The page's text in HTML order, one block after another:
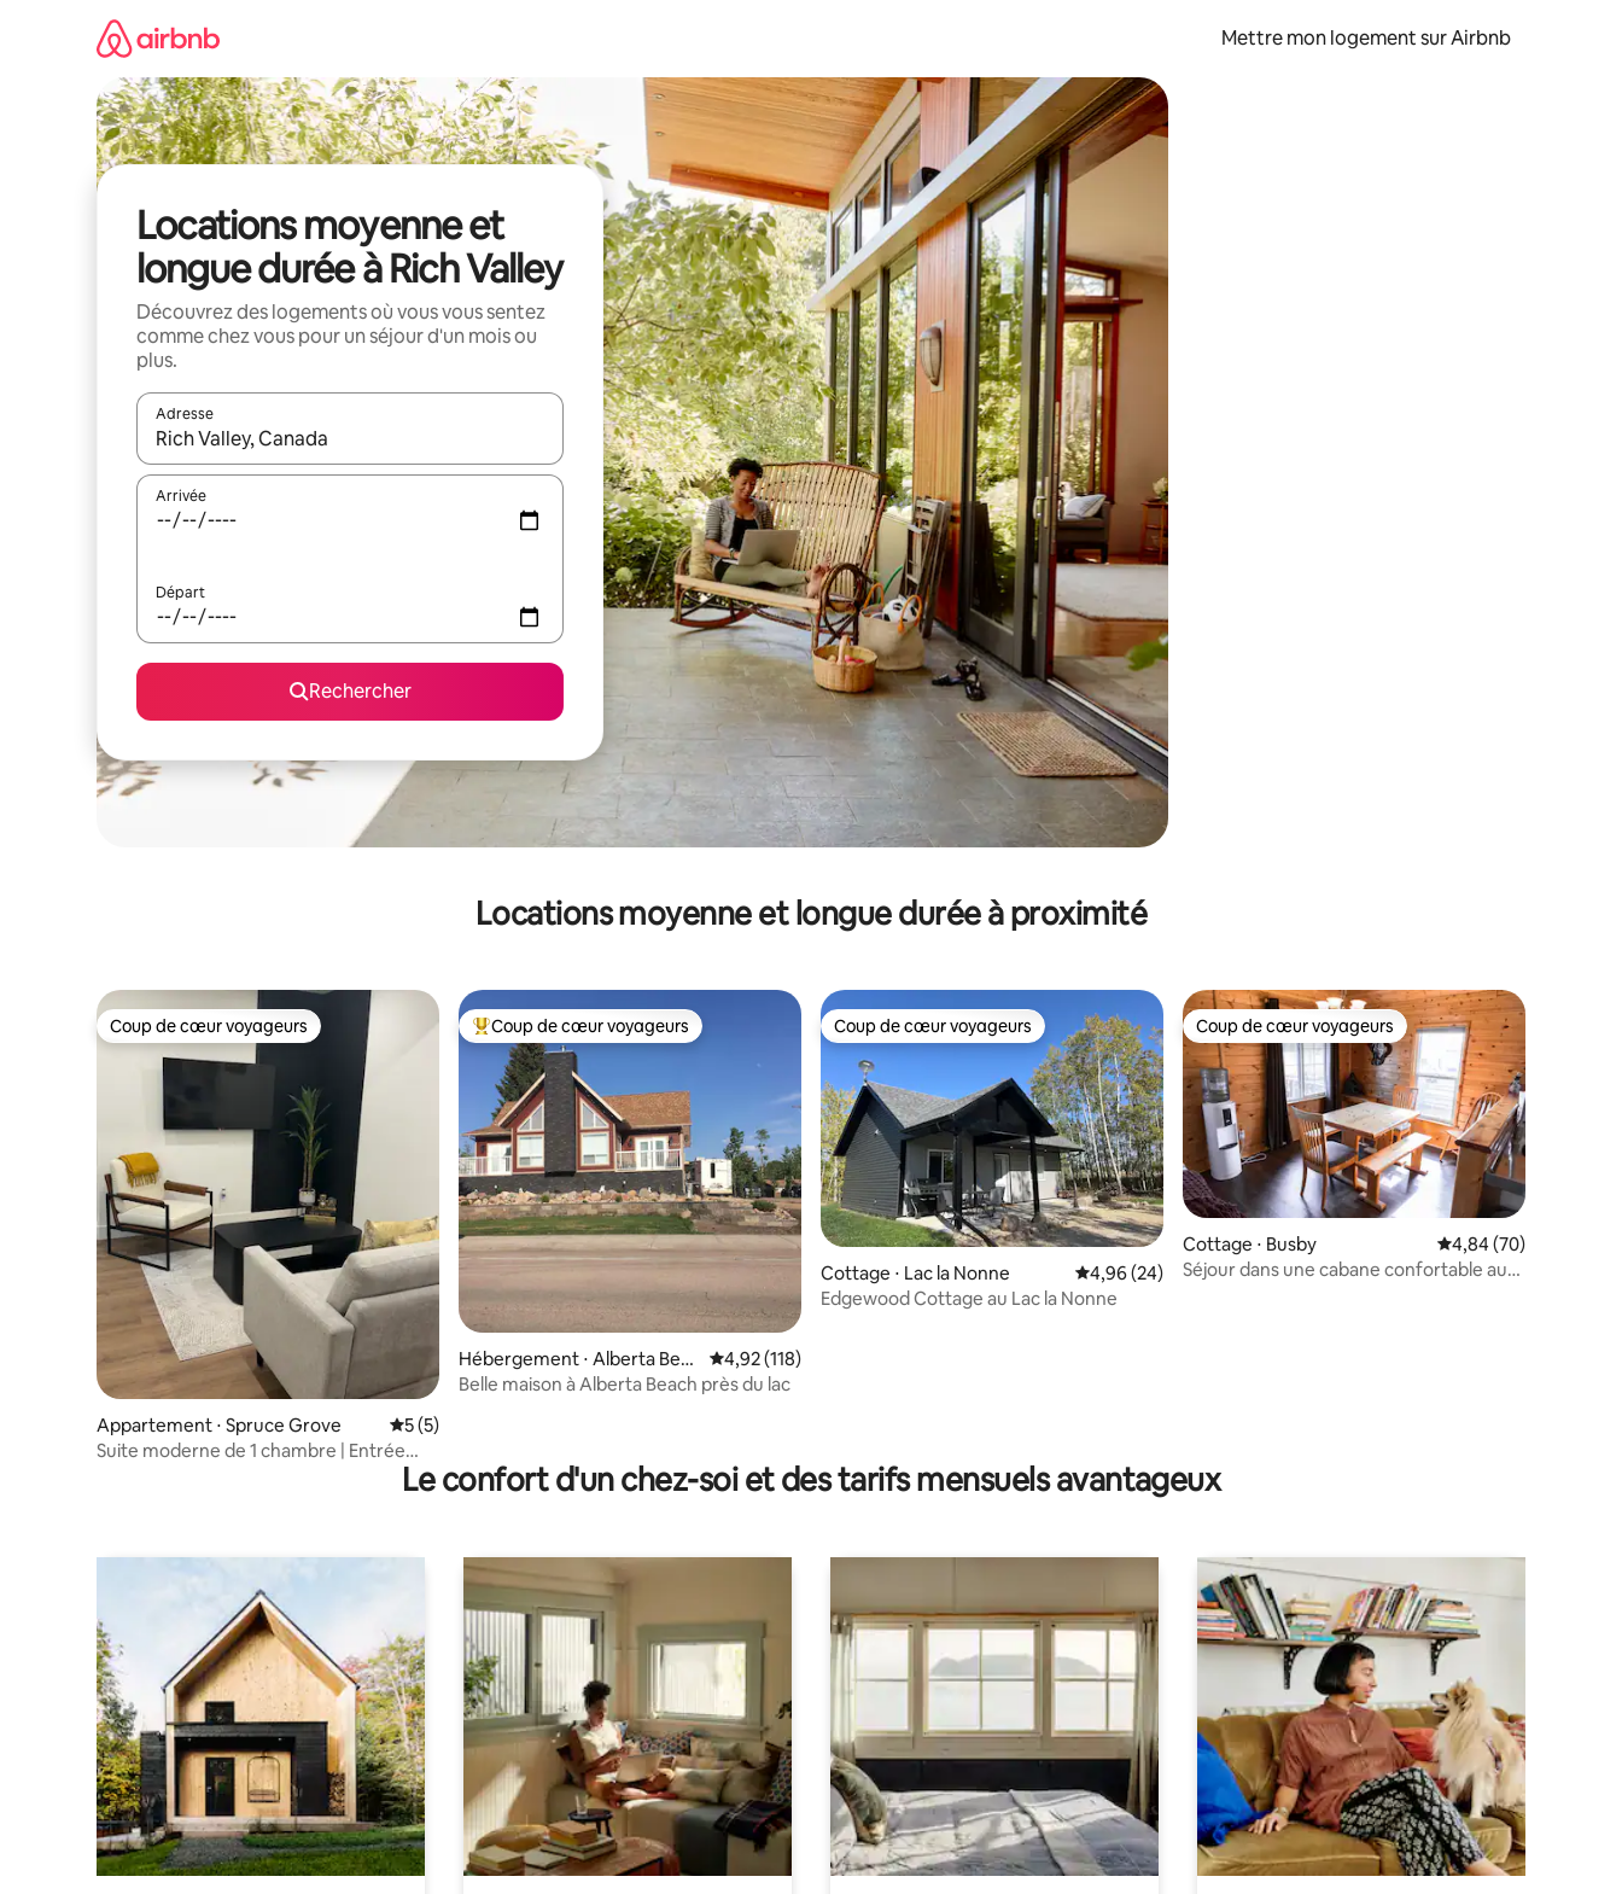
Mettre mon logement sur Airbnb
Locations moyenne et
longue durée à Rich Valley
Découvrez des logements où vous vous sentez
comme chez vous pour un séjour d'un mois ou
plus.
Adresse
Lorsque les résultats s'affichent, utilisez les flèches vers le haut et vers le bas pour les parcourir ou en appuyant et en faisant glisser.
Arrivée
Départ
Rechercher
Locations moyenne et longue durée à proximité
Coup de cœur voyageurs
Coup de cœur voyageurs
Appartement ⋅ Spruce Grove Évaluation moyenne sur la base de 5 commentaires : 5 sur 5
5 (5)
Suite moderne de 1 chambre | Entrée
Coups de cœur voyageurs les plus appréciés
Coup de cœur voyageurs
Hébergement ⋅ Alberta Beac
h
Évaluation moyenne sur la base de 118 commentaires : 4,92 sur 5
4,92 (118)
Belle maison à Alberta Beach près du lac
Coup de cœur voyageurs
Coup de cœur voyageurs
Cottage ⋅ Lac la Nonne Évaluation moyenne sur la base de 24 commentaires : 4,96 sur 5
4,96 (24)
Edgewood Cottage au Lac la Nonne
Coup de cœur voyageurs
Coup de cœur voyageurs
Cottage ⋅ Busby Évaluation moyenne
4,84 (70)
Séjour dans une cabane confortable au
Le confort d'un chez-soi et des tarifs mensuels avantageux